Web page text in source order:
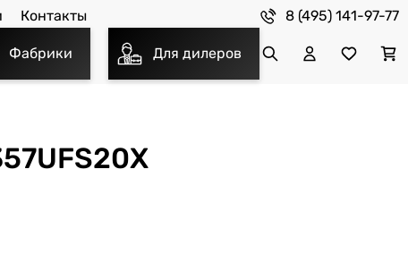
Контакты 8 (495) 141-97-77
Фабрики Для дилеров